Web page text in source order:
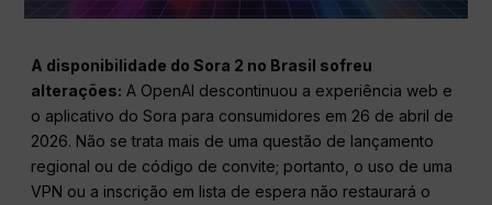
A disponibilidade do Sora 2 no Brasil sofreu
alterações: A OpenAI descontinuou a experiência web e
o aplicativo do Sora para consumidores em 26 de abril de
2026. Não se trata mais de uma questão de lançamento
regional ou de código de convite; portanto, o uso de uma
VPN ou a inscrição em lista de espera não restaurará o